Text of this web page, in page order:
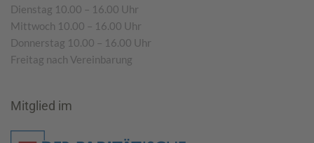
Dienstag 10.00 – 16.00 Uhr
Mittwoch 10.00 – 16.00 Uhr
Donnerstag 10.00 – 16.00 Uhr
Freitag nach Vereinbarung
Mitglied im